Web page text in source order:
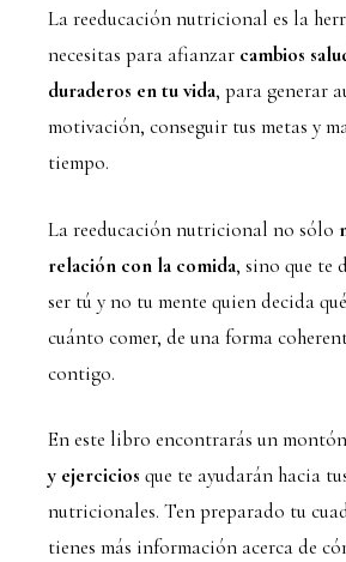
La reeducación nutricional es la
necesitas para afianzar cambios
duraderos en tu vida, para generar
motivación, conseguir tus metas y
tiempo.
La reeducación nutricional no sólo
relación con la comida, sino que te
ser tú y no tu mente quien decida
cuánto comer, de una forma
contigo.
En este libro encontrarás un
y ejercicios que te ayudarán hacia
nutricionales. Ten preparado tu
tienes más información acerca de